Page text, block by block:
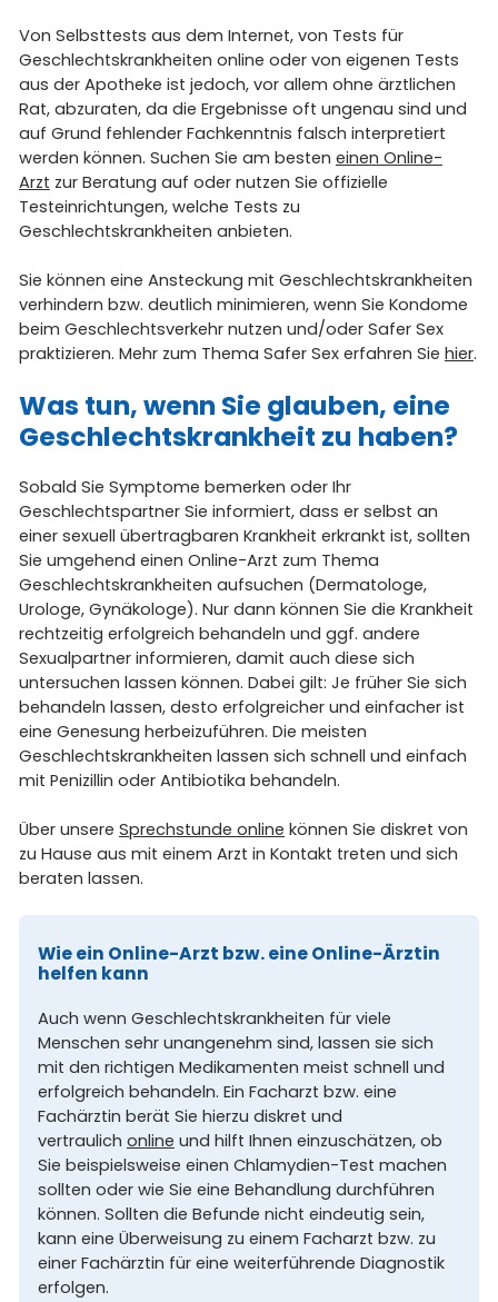
Von Selbsttests aus dem Internet, von Tests für
Geschlechtskrankheiten online oder von eigenen Tests
aus der Apotheke ist jedoch, vor allem ohne ärztlichen
Rat, abzuraten, da die Ergebnisse oft ungenau sind und
auf Grund fehlender Fachkenntnis falsch interpretiert
werden können. Suchen Sie am besten einen Online-
Arzt zur Beratung auf oder nutzen Sie offizielle
Testeinrichtungen, welche Tests zu
Geschlechtskrankheiten anbieten.
Sie können eine Ansteckung mit Geschlechtskrankheiten
verhindern bzw. deutlich minimieren, wenn Sie Kondome
beim Geschlechtsverkehr nutzen und/oder Safer Sex
praktizieren. Mehr zum Thema Safer Sex erfahren Sie hier.
Was tun, wenn Sie glauben, eine
Geschlechtskrankheit zu haben?
Sobald Sie Symptome bemerken oder Ihr
Geschlechtspartner Sie informiert, dass er selbst an
einer sexuell übertragbaren Krankheit erkrankt ist, sollten
Sie umgehend einen Online-Arzt zum Thema
Geschlechtskrankheiten aufsuchen (Dermatologe,
Urologe, Gynäkologe). Nur dann können Sie die Krankheit
rechtzeitig erfolgreich behandeln und ggf. andere
Sexualpartner informieren, damit auch diese sich
untersuchen lassen können. Dabei gilt: Je früher Sie sich
behandeln lassen, desto erfolgreicher und einfacher ist
eine Genesung herbeizuführen. Die meisten
Geschlechtskrankheiten lassen sich schnell und einfach
mit Penizillin oder Antibiotika behandeln.
Über unsere Sprechstunde online können Sie diskret von
zu Hause aus mit einem Arzt in Kontakt treten und sich
beraten lassen.
Wie ein Online-Arzt bzw. eine Online-Ärztin
helfen kann
Auch wenn Geschlechtskrankheiten für viele
Menschen sehr unangenehm sind, lassen sie sich
mit den richtigen Medikamenten meist schnell und
erfolgreich behandeln. Ein Facharzt bzw. eine
Fachärztin berät Sie hierzu diskret und
vertraulich online und hilft Ihnen einzuschätzen, ob
Sie beispielsweise einen Chlamydien-Test machen
sollten oder wie Sie eine Behandlung durchführen
können. Sollten die Befunde nicht eindeutig sein,
kann eine Überweisung zu einem Facharzt bzw. zu
einer Fachärztin für eine weiterführende Diagnostik
erfolgen.